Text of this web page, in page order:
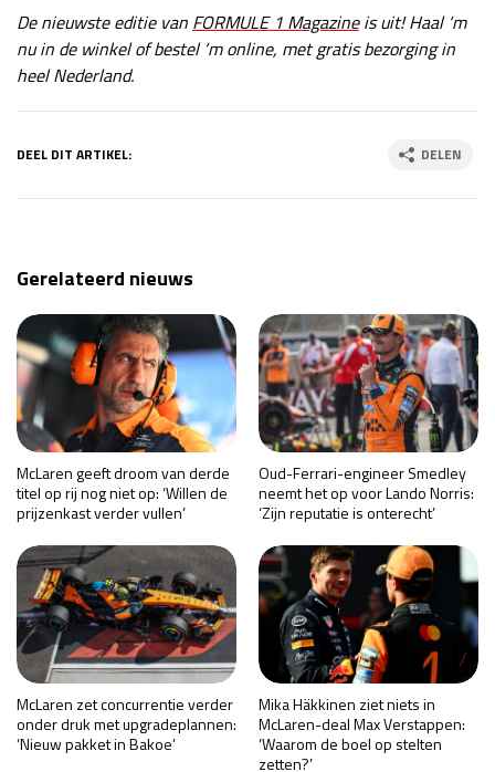
De nieuwste editie van FORMULE 1 Magazineis uit! Haal ‘m
nu in de winkel of bestel ‘m online, met gratis bezorging in
heel Nederland.
DEEL DIT ARTIKEL: DELEN
Gerelateerd nieuws
McLaren geeft droom van derde
titel op rij nog niet op: ‘Willen de
prijzenkast verder vullen’
Oud-Ferrari-engineer Smedley
neemt het op voor Lando Norris:
‘Zijn reputatie is onterecht’
McLaren zet concurrentie verder
onder druk met upgradeplannen:
‘Nieuw pakket in Bakoe’
Mika Häkkinen ziet niets in
McLaren-deal Max Verstappen:
‘Waarom de boel op stelten
zetten?’